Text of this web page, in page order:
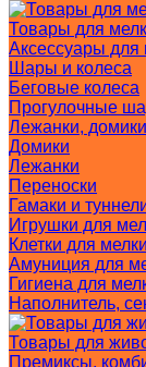
Товары для
Аксессуары для
Шары и колеса
Беговые колеса
Прогулочные
Лежанки, домики
Домики
Лежанки
Переноски
Гамаки и
Игрушки для
Клетки для
Амуниция для
Гигиена для
Наполнитель,
Товары для
Премиксы,